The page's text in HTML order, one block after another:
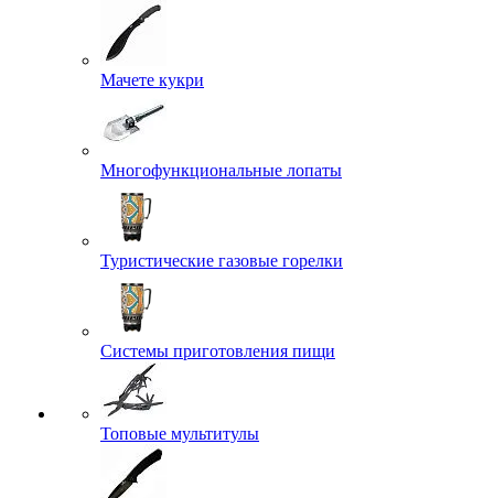
Мачете кукри
Многофункциональные лопаты
Туристические газовые горелки
Системы приготовления пищи
Топовые мультитулы